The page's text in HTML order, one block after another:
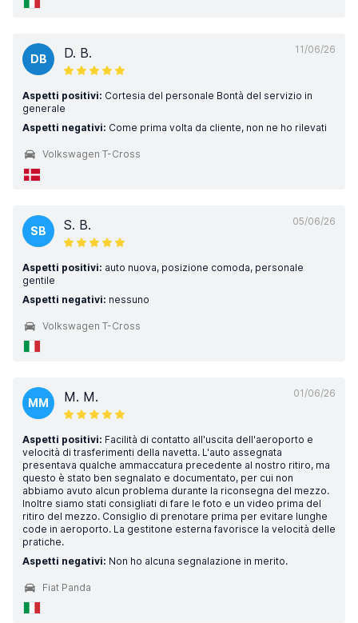
11/06/26
DB D. B.
Aspetti positivi: Cortesia del personale Bontà del servizio in
generale
Aspetti negativi: Come prima volta da cliente, non ne ho rilevati
Volkswagen T-Cross
05/06/26
SB S. B.
Aspetti positivi: auto nuova, posizione comoda, personale
gentile
Aspetti negativi: nessuno
Volkswagen T-Cross
01/06/26
MM M. M.
Aspetti positivi: Facilità di contatto all'uscita dell'aeroporto e
velocità di trasferimenti della navetta. L'auto assegnata
presentava qualche ammaccatura precedente al nostro ritiro, ma
questo è stato ben segnalato e documentato, per cui non
abbiamo avuto alcun problema durante la riconsegna del mezzo.
Inoltre siamo stati consigliati di fare le foto e un video prima del
ritiro del mezzo. Consiglio di prenotare prima per evitare lunghe
code in aeroporto. La gestitone esterna favorisce la velocità delle
pratiche.
Aspetti negativi: Non ho alcuna segnalazione in merito.
Fiat Panda